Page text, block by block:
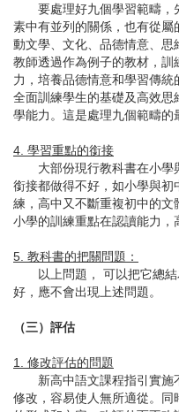
要處理好九個學習範疇，
素中有並列的關係，也有從
動文學、文化、品德情意、思
教師透過作為例子的教材，
力，培養品德情意和學習傳統
全面訓練學生的基礎及高效思
學能力。這是處理九個範疇的
4. 學習重點的銜接
大部份現行教科書在小學
銜接都做得不好，如小學與初
練，高中又不斷重複初中的文
小學的訓練重點在認讀能力，
5. 教科書的把關問題：
以上問題， 可以把它總結
好，應不會出現上述問題。
（三）評估
1. 修改評估的問題
新高中語文課程指引實施
修改，容易使人無所適從。